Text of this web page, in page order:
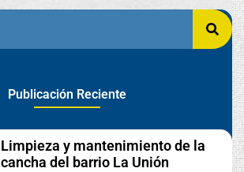
Publicación Reciente
Limpieza y mantenimiento de la
cancha del barrio La Unión